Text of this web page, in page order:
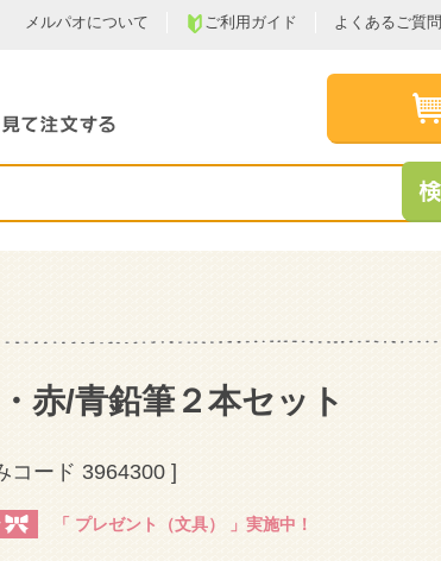
メルパオについて ご利用ガイド よくあるご質問
赤/青鉛筆２本セット
コード 3964300 ]
「 プレゼント（文具） 」実施中！